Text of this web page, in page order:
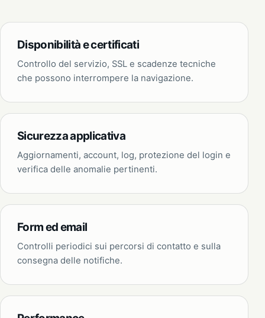
Disponibilità e certificati
Controllo del servizio, SSL e scadenze tecniche
che possono interrompere la navigazione.
Sicurezza applicativa
Aggiornamenti, account, log, protezione del login e
verifica delle anomalie pertinenti.
Form ed email
Controlli periodici sui percorsi di contatto e sulla
consegna delle notifiche.